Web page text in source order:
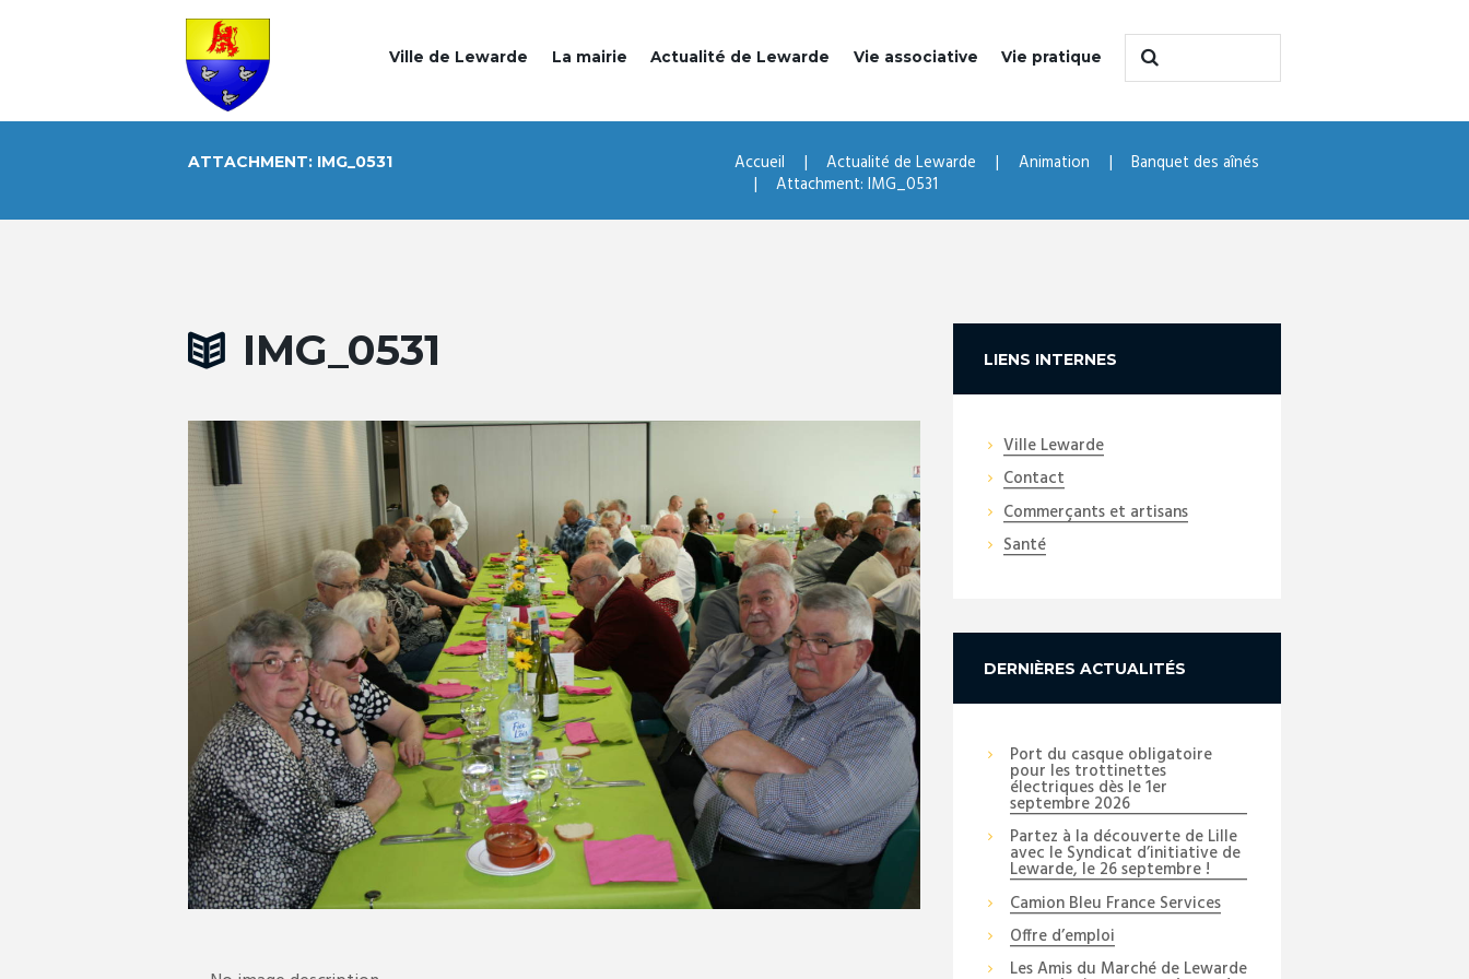
Ville de Lewarde La mairie Actualité de Lewarde Vie associative Vie pratique
ATTACHMENT: IMG_0531 Accueil Actualité de Lewarde Animation
Banquet des aînés
Attachment: IMG_0531
IMG_0531
Next item
IMG_0532
LIENS INTERNES
Ville Lewarde
Contact
Commerçants et artisans
Santé
DERNIÈRES ACTUALITÉS
Port du casque obligatoire
pour les trottinettes
électriques dès le 1er
septembre 2026
Partez à la découverte de Lille
avec le Syndicat d’initiative de
Lewarde, le 26 septembre !
Camion Bleu France Services
Offre d’emploi
Les Amis du Marché de Lewarde